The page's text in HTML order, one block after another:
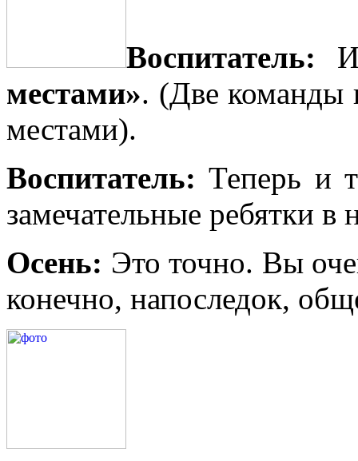
Воспитатель:
местами». (Две команды
местами).
Воспитатель: Теперь и
замечательные ребятки в
Осень: Это точно. Вы
конечно, напоследок,